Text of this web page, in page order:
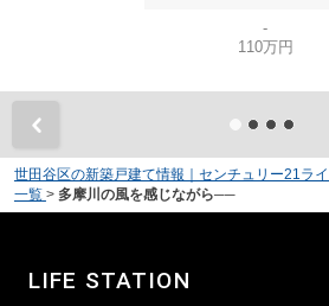
-
110万円
世田谷区の新築戸建て情報｜センチュリー21ラ
一覧 > 多摩川の風を感じながら──
LIFE STATION